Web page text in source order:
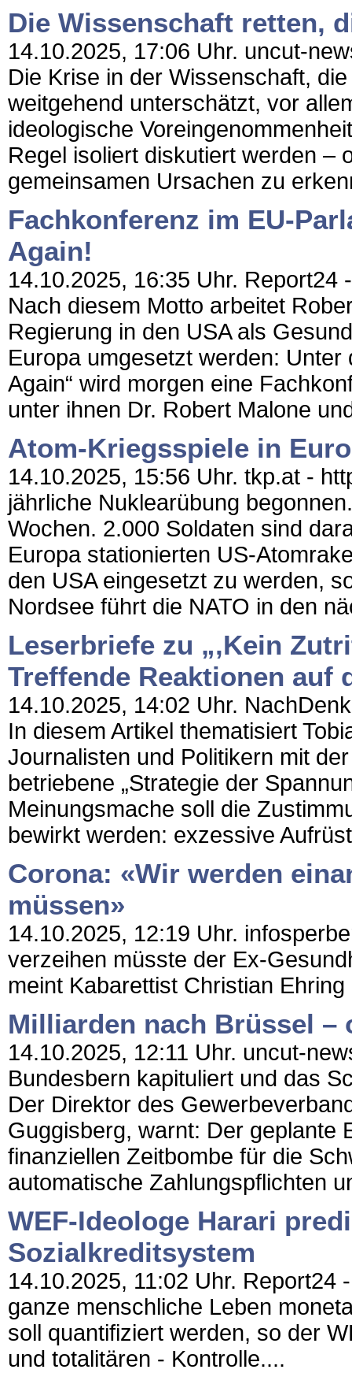
Die Wissenschaft retten,
14.10.2025, 17:06 Uhr. uncut-
Die Krise in der Wissenschaft,
weitgehend unterschätzt, vor
ideologische
Regel isoliert diskutiert werden –
gemeinsamen Ursachen zu
Fachkonferenz im EU-
Again!
14.10.2025, 16:35 Uhr. Report24
Nach diesem Motto arbeitet
Regierung in den USA als
Europa umgesetzt werden:
Again“ wird morgen eine
unter ihnen Dr. Robert Malone
Atom-Kriegsspiele in
14.10.2025, 15:56 Uhr. tkp.at -
jährliche Nuklearübung
Wochen. 2.000 Soldaten sind
Europa stationierten US-
den USA eingesetzt zu werden,
Nordsee führt die NATO in den
Leserbriefe zu „‚Kein
Treffende Reaktionen auf
14.10.2025, 14:02 Uhr.
In diesem Artikel thematisiert
Journalisten und Politikern mit
betriebene „Strategie der
Meinungsmache soll die
bewirkt werden: exzessive
Corona: «Wir werden
müssen»
14.10.2025, 12:19 Uhr.
verzeihen müsste der Ex-
meint Kabarettist Christian
Milliarden nach Brüssel –
14.10.2025, 12:11 Uhr. uncut-
Bundesbern kapituliert und das
Der Direktor des
Guggisberg, warnt: Der geplante
finanziellen Zeitbombe für die
automatische Zahlungspflichten
WEF-Ideologe Harari
Sozialkreditsystem
14.10.2025, 11:02 Uhr. Report24
ganze menschliche Leben
soll quantifiziert werden, so der
und totalitären - Kontrolle....